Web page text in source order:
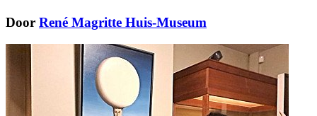
Door René Magritte Huis-Museum